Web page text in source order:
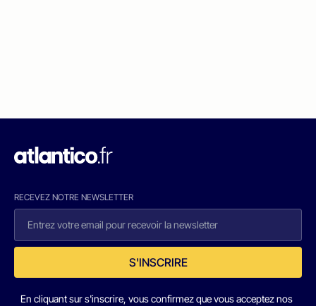
RECEVEZ NOTRE NEWSLETTER
S'INSCRIRE
En cliquant sur s'inscrire, vous confirmez que vous acceptez nos